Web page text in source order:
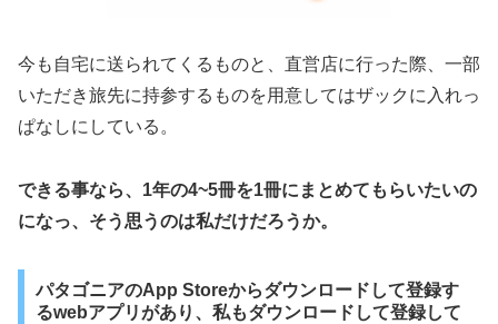
今も自宅に送られてくるものと、直営店に行った際、一部
いただき旅先に持参するものを用意してはザックに入れっ
ぱなしにしている。
できる事なら、1年の4~5冊を1冊にまとめてもらいたいの
になっ、そう思うのは私だけだろうか。
パタゴニアのApp Storeからダウンロードして登録す
るwebアプリがあり、私もダウンロードして登録して